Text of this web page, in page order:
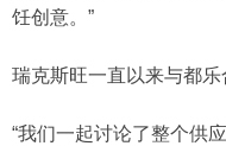
饪创意。”
瑞克斯旺一直以来与都乐
“我们一起讨论了整个供